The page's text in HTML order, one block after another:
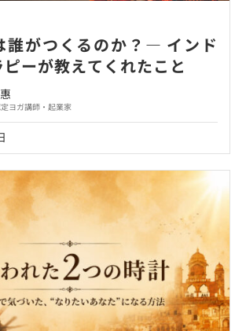
誰がつくるのか？― インド
ーが教えてくれたこと
ヨガ講師・起業家